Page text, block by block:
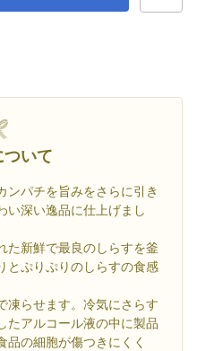
ついて
ンパチを旨みをさらに引き
い深い逸品に仕上げまし
た新鮮で最良のしらすを釜
とぷりぷりのしらすの食感
凍らせます。冷気にさらす
たアルコール液の中に製品
品の細胞が傷つきにくく